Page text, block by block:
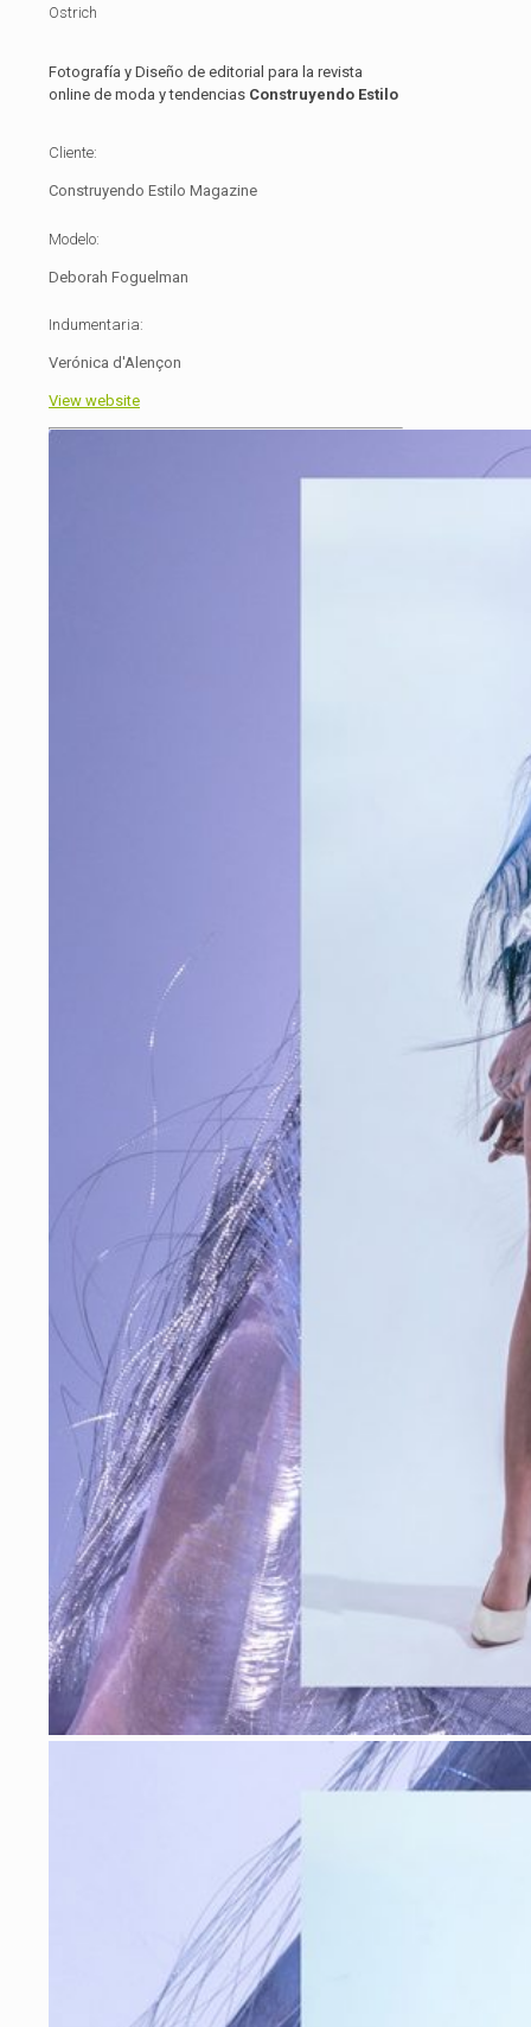
Ostrich
Fotografía y Diseño de editorial para la revista
online de moda y tendencias Construyendo Estilo
Cliente:
Construyendo Estilo Magazine
Modelo:
Deborah Foguelman
Indumentaria:
Verónica d'Alençon
View website